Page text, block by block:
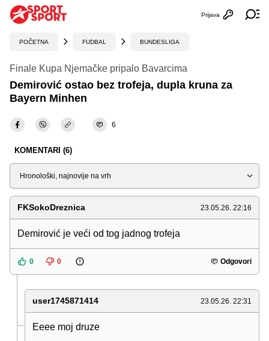
Otvori
Prijava
POČETNA FUDBAL BUNDESLIGA
Finale Kupa Njemačke pripalo Bavarcima
Demirović ostao bez trofeja, dupla kruna za
Bayern Minhen
6
KOMENTARI (6)
Sortiraj
FKSokoDreznica 23.05.26. 22:16
Demirović je veći od tog jadnog trofeja
0 0 Odgovori
user1745871414 23.05.26. 22:31
Eeee moj druze